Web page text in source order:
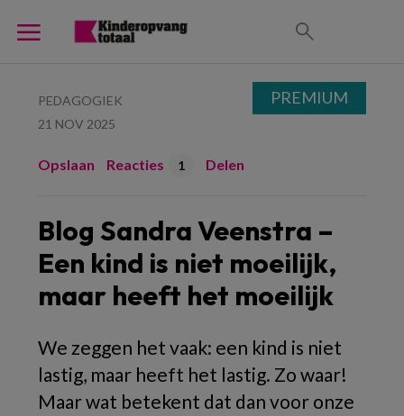
PEDAGOGIEK
21 NOV 2025
Opslaan Reacties 1 Delen
Blog Sandra Veenstra –
Een kind is niet moeilijk,
maar heeft het moeilijk
We zeggen het vaak: een kind is niet
lastig, maar heeft het lastig. Zo waar!
Maar wat betekent dat dan voor onze
PREMIUM